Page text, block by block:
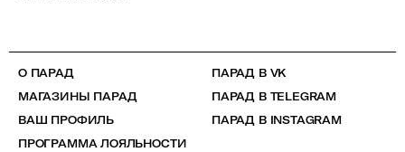
О ПАРАД
МАГАЗИНЫ ПАРАД
ВАШ ПРОФИЛЬ
ПРОГРАММА ЛОЯЛЬНОСТИ
ПАРАД В VK
ПАРАД В TELEGRAM
ПАРАД В INSTAGRAM